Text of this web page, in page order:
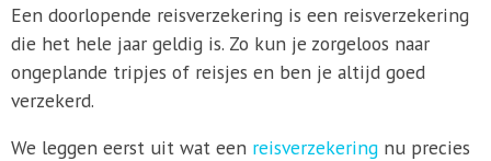
Een doorlopende reisverzekering is een reisverzekering
die het hele jaar geldig is. Zo kun je zorgeloos naar
ongeplande tripjes of reisjes en ben je altijd goed
verzekerd.
We leggen eerst uit wat een reisverzekeringnu precies